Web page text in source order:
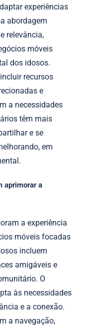
experiências
abordagem
relevância,
móveis
dos idosos.
recursos
e
a necessidades
têm mais
e se
em
aprimorar a
a experiência
móveis focadas
incluem
amigáveis e
O
às necessidades
e a conexão.
a navegação,